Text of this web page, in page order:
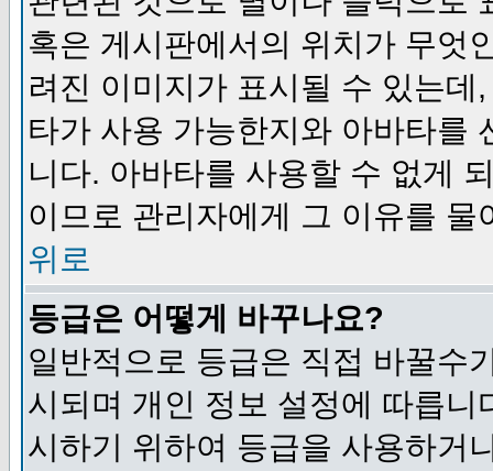
혹은 게시판에서의 위치가 무엇
려진 이미지가 표시될 수 있는
타가 사용 가능한지와 아바타를
니다. 아바타를 사용할 수 없게
이므로 관리자에게 그 이유를 물
위로
등급은 어떻게 바꾸나요?
일반적으로 등급은 직접 바꿀수
시되며 개인 정보 설정에 따릅
시하기 위하여 등급을 사용하거